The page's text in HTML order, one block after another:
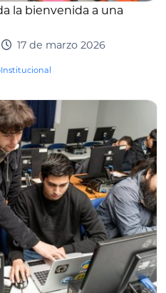
la bienvenida a una
17 de marzo 2026